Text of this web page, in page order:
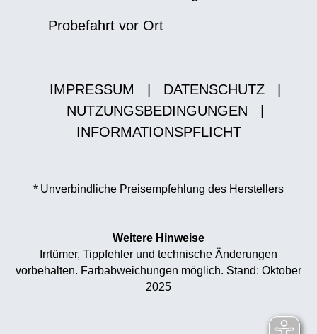
Probefahrt vor Ort
IMPRESSUM DATENSCHUTZ
NUTZUNGSBEDINGUNGEN
INFORMATIONSPFLICHT
* Unverbindliche Preisempfehlung des Herstellers
Weitere Hinweise
Irrtümer, Tippfehler und technische Änderungen
vorbehalten. Farbabweichungen möglich. Stand: Oktober
2025